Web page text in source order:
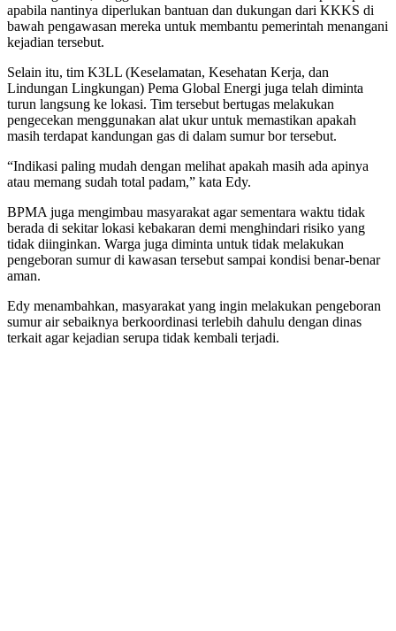
apabila nantinya diperlukan bantuan dan dukungan dari KKKS di
bawah pengawasan mereka untuk membantu pemerintah menangani
kejadian tersebut.
Selain itu, tim K3LL (Keselamatan, Kesehatan Kerja, dan
Lindungan Lingkungan) Pema Global Energi juga telah diminta
turun langsung ke lokasi. Tim tersebut bertugas melakukan
pengecekan menggunakan alat ukur untuk memastikan apakah
masih terdapat kandungan gas di dalam sumur bor tersebut.
“Indikasi paling mudah dengan melihat apakah masih ada apinya
atau memang sudah total padam,” kata Edy.
BPMA juga mengimbau masyarakat agar sementara waktu tidak
berada di sekitar lokasi kebakaran demi menghindari risiko yang
tidak diinginkan. Warga juga diminta untuk tidak melakukan
pengeboran sumur di kawasan tersebut sampai kondisi benar-benar
aman.
Edy menambahkan, masyarakat yang ingin melakukan pengeboran
sumur air sebaiknya berkoordinasi terlebih dahulu dengan dinas
terkait agar kejadian serupa tidak kembali terjadi.